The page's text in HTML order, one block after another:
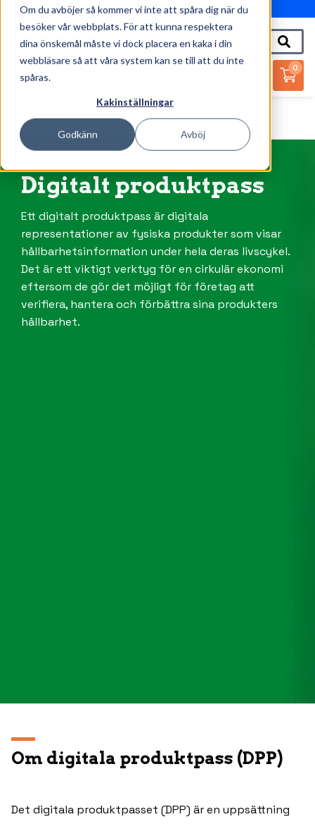
Om du avböjer så kommer vi inte att spåra dig när du
besöker vår webbplats. För att kunna respektera
dina önskemål måste vi dock placera en kaka i din
webbläsare så att våra system kan se till att du inte
spåras.
Kakinställningar
Godkänn Avböj
010-162 61 95
0
Startsida Digitalt Produktpass
Digitalt produktpass
Ett digitalt produktpass är digitala
representationer av fysiska produkter som visar
hållbarhetsinformation under hela deras livscykel.
Det är ett viktigt verktyg för en cirkulär ekonomi
eftersom de gör det möjligt för företag att
verifiera, hantera och förbättra sina produkters
hållbarhet.
Om digitala produktpass (DPP)
Det digitala produktpasset (DPP) är en uppsättning